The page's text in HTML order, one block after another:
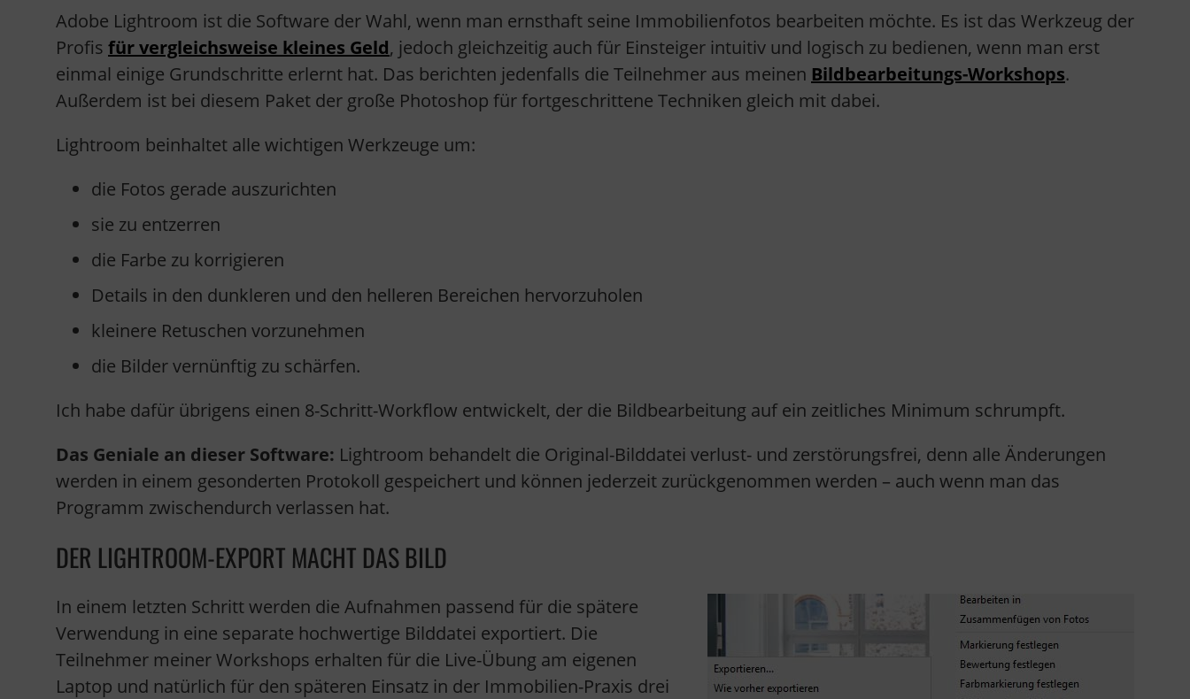
Adobe Lightroom ist die Software der Wahl, wenn man ernsthaft seine Immobilienfotos bearbeiten möchte. Es ist das Werkzeug der
Profis für vergleichsweise kleines Geld, jedoch gleichzeitig auch für Einsteiger intuitiv und logisch zu bedienen, wenn man erst
einmal einige Grundschritte erlernt hat. Das berichten jedenfalls die Teilnehmer aus meinen Bildbearbeitungs-Workshops.
Außerdem ist bei diesem Paket der große Photoshop für fortgeschrittene Techniken gleich mit dabei.
Lightroom beinhaltet alle wichtigen Werkzeuge um:
die Fotos gerade auszurichten
sie zu entzerren
die Farbe zu korrigieren
Details in den dunkleren und den helleren Bereichen hervorzuholen
kleinere Retuschen vorzunehmen
die Bilder vernünftig zu schärfen.
Ich habe dafür übrigens einen 8-Schritt-Workflow entwickelt, der die Bildbearbeitung auf ein zeitliches Minimum schrumpft.
Das Geniale an dieser Software: Lightroom behandelt die Original-Bilddatei verlust- und zerstörungsfrei, denn alle Änderungen
werden in einem gesonderten Protokoll gespeichert und können jederzeit zurückgenommen werden – auch wenn man das
Programm zwischendurch verlassen hat.
DER LIGHTROOM-EXPORT MACHT DAS BILD
In einem letzten Schritt werden die Aufnahmen passend für die spätere
Verwendung in eine separate hochwertige Bilddatei exportiert. Die
Teilnehmer meiner Workshops erhalten für die Live-Übung am eigenen
Laptop und natürlich für den späteren Einsatz in der Immobilien-Praxis drei